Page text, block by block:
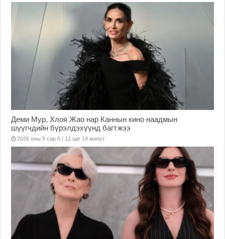
Деми Мур, Хлоя Жао нар Каннын кино наадмын
шүүгчдийн бүрэлдэхүүнд багтжээ
2026 оны 5 сар 6 / 12 цаг 14 минут